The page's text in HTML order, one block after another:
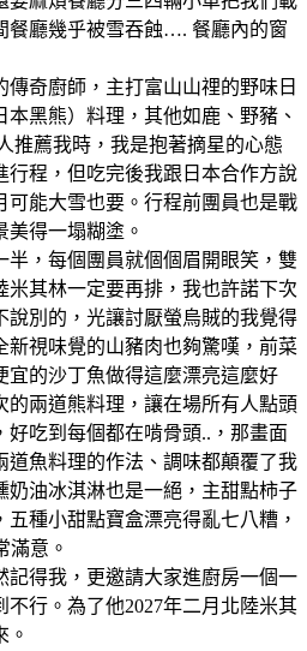
餐廳幾乎被雪吞蝕…. 餐廳內的窗
奇廚師，主打富山山𥚃的野味日
黑熊）料理，其他如鹿、野豬、
推薦我時，我是抱著摘星的心態
行程，但吃完後我跟日本合作方說
可能大雪也要。行程前團員也是戰
得一塌糊塗。
半，每個團員就個個眉開眼笑，雙
米其林一定要再排，我也許諾下次
說別的，光讓討厭螢烏賊的我覺得
新視味覺的山豬肉也夠驚嘆，前菜
宜的沙丁魚做得這麼漂亮這麼好
的兩道熊料理，讓在場所有人點頭
吃到每個都在啃骨頭..，那畫面
道魚料理的作法、調味都顛覆了我
奶油冰淇淋也是一絕，主甜點柿子
種小甜點寶盒漂亮得亂七八糟，
滿意。
記得我，更邀請大家進廚房一個一
行。為了他2027年二月北陸米其
。